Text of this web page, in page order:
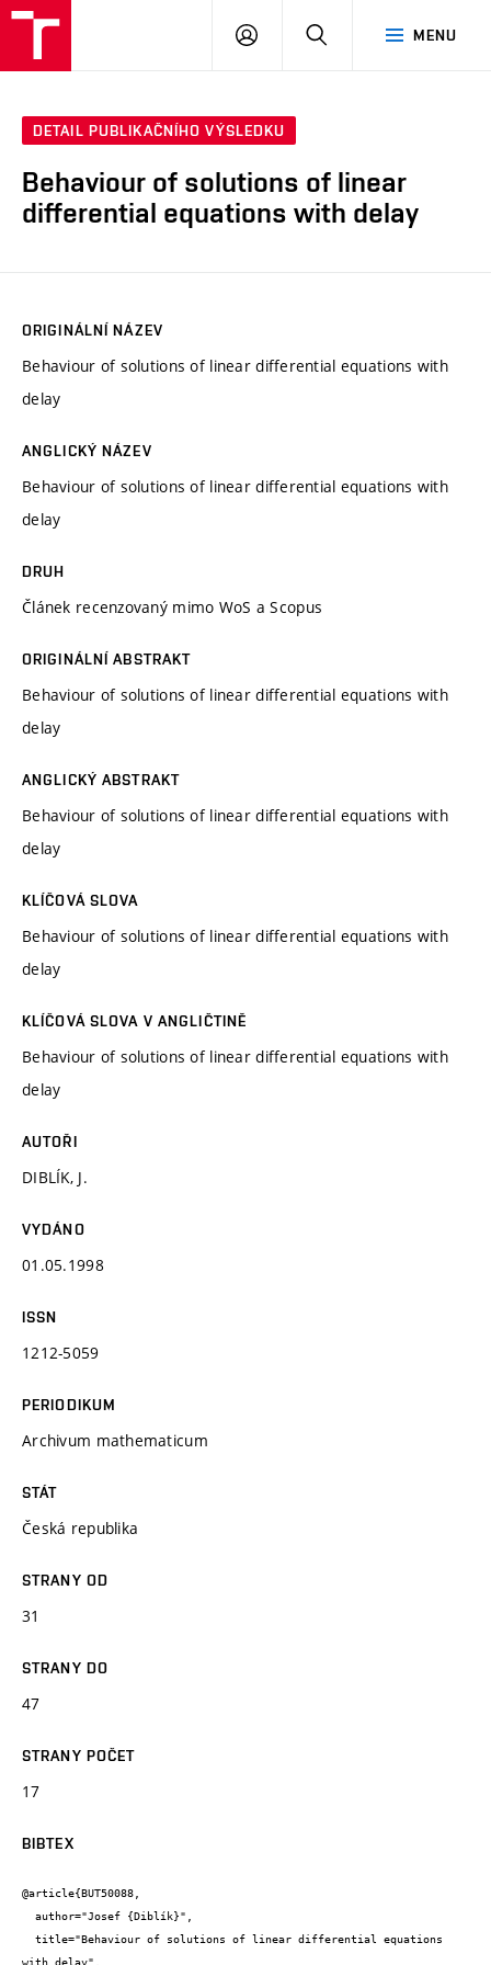
MENU
PŘIHLÁSIT
DETAIL PUBLIKAČNÍHO VÝSLEDKU
Behaviour of solutions of linear
differential equations with delay
ORIGINÁLNÍ NÁZEV
Behaviour of solutions of linear differential equations with
delay
ANGLICKÝ NÁZEV
Behaviour of solutions of linear differential equations with
delay
DRUH
Článek recenzovaný mimo WoS a Scopus
ORIGINÁLNÍ ABSTRAKT
Behaviour of solutions of linear differential equations with
delay
ANGLICKÝ ABSTRAKT
Behaviour of solutions of linear differential equations with
delay
KLÍČOVÁ SLOVA
Behaviour of solutions of linear differential equations with
delay
KLÍČOVÁ SLOVA V ANGLIČTINĚ
Behaviour of solutions of linear differential equations with
delay
AUTOŘI
DIBLÍK, J.
VYDÁNO
01.05.1998
ISSN
1212-5059
PERIODIKUM
Archivum mathematicum
STÁT
Česká republika
STRANY OD
31
STRANY DO
47
STRANY POČET
17
BIBTEX
@article{BUT50088,
with delay",